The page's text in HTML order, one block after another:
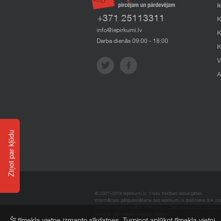
+371 25113311
info@iepirkumi.lv
Darba dienās 09:00 - 18:00
© 2007–2018 Iepirkumi.lv. Visas tiesības aizsargātas.
Informācijas pārpublicēšana bez iepirkumi.lv īpašnieka SIA
Ziņot par kļūdu